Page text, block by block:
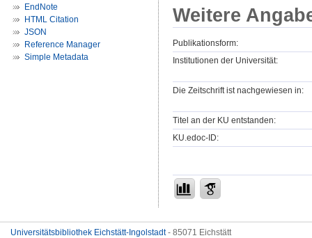
EndNote
HTML Citation
JSON
Reference Manager
Simple Metadata
Weitere
Publikationsform:
Institutionen der Universität:
Die Zeitschrift ist nachgewiesen in:
Titel an der KU entstanden:
KU.edoc-ID:
Universitätsbibliothek Eichstätt-Ingolstadt- 85071 Eichstätt